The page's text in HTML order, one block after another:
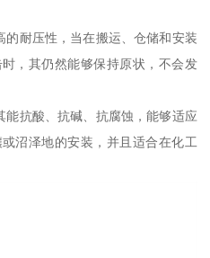
的耐压性，当在搬运、仓储和安装
，其仍然能够保持原状，不会发
抗酸、抗碱、抗腐蚀，能够适应
沼泽地的安装，并且适合在化工